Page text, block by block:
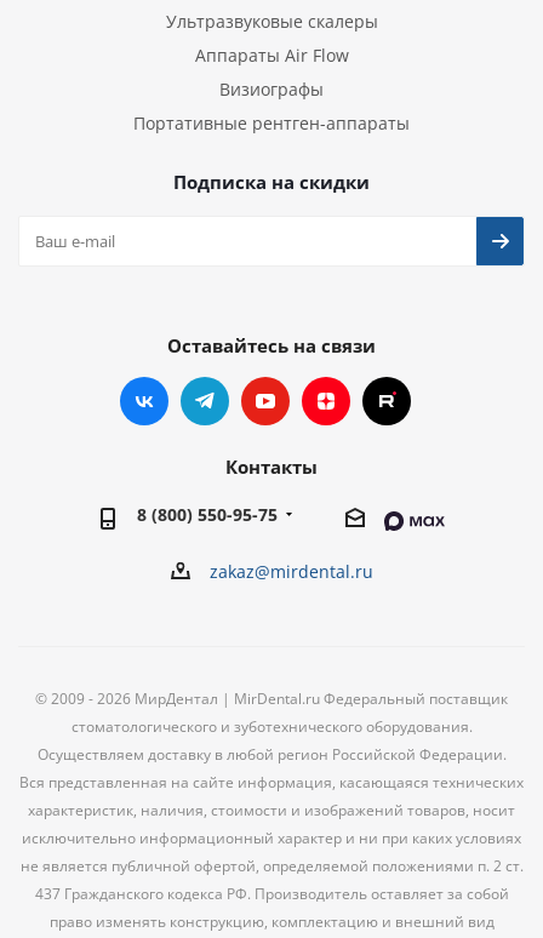
Ультразвуковые скалеры
Аппараты Air Flow
Визиографы
Портативные рентген-аппараты
Подписка на скидки
Оставайтесь на связи
Контакты
8 (800) 550-95-75
zakaz@mirdental.ru
© 2009 - 2026 МирДентал | MirDental.ru Федеральный поставщик
стоматологического и зуботехнического оборудования.
Осуществляем доставку в любой регион Российской Федерации.
Вся представленная на сайте информация, касающаяся технических
характеристик, наличия, стоимости и изображений товаров, носит
исключительно информационный характер и ни при каких условиях
не является публичной офертой, определяемой положениями п. 2 ст.
437 Гражданского кодекса РФ. Производитель оставляет за собой
право изменять конструкцию, комплектацию и внешний вид